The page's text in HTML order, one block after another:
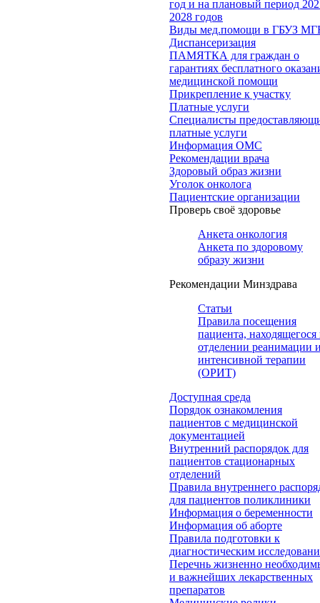
год и на плановый период
2028 годов
Виды мед.помощи в ГБУЗ
Диспансеризация
ПАМЯТКА для граждан о
гарантиях бесплатного
медицинской помощи
Прикрепление к участку
Платные услуги
Специалисты
платные услуги
Информация ОМС
Рекомендации врача
Здоровый образ жизни
Уголок онколога
Пациентские организации
Проверь своё здоровье
Анкета онкология
Анкета по здоровому
образу жизни
Рекомендации Минздрава
Статьи
Правила посещения
пациента, находящегося
отделении реанимации и
интенсивной терапии
(ОРИТ)
Доступная среда
Порядок ознакомления
пациентов с медицинской
документацией
Внутренний распорядок для
пациентов стационарных
отделений
Правила внутреннего
для пациентов поликлиники
Информация о беременности
Информация об аборте
Правила подготовки к
диагностическим
Перечнь жизненно
и важнейших лекарственных
препаратов